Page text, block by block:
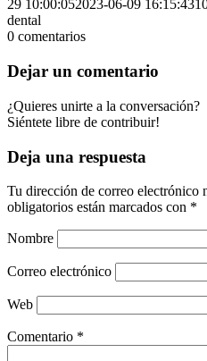
29 10:00:052023-06-09 16:15:43
dental
0 comentarios
Dejar un comentario
¿Quieres unirte a la conversación?
Siéntete libre de contribuir!
Deja una respuesta
Tu dirección de correo electrónico
obligatorios están marcados con *
Nombre
Correo electrónico
Web
Comentario *